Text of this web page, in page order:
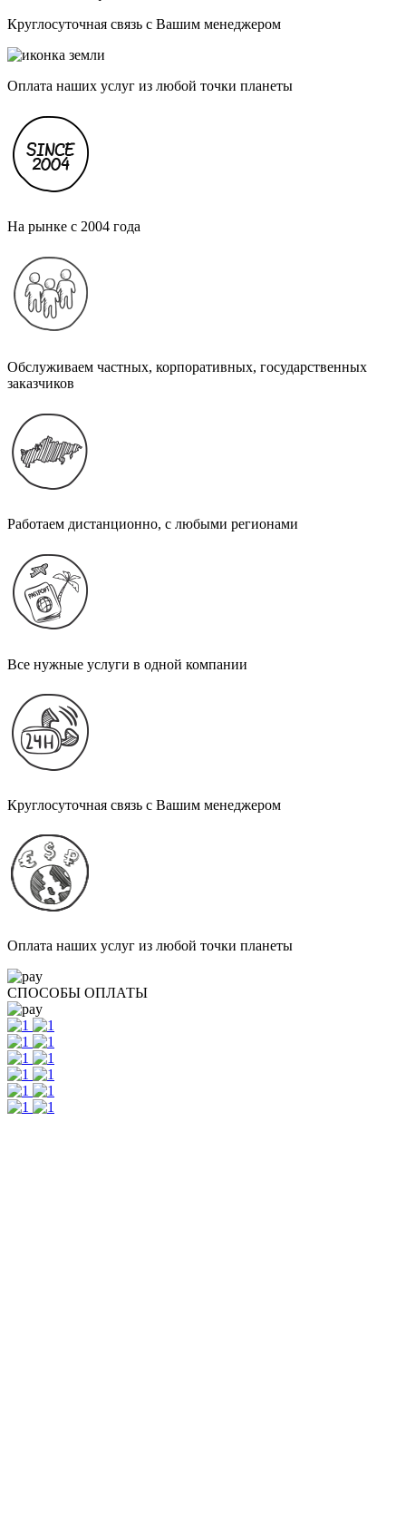
Круглосуточная связь с Вашим менеджером
Оплата наших услуг из любой точки планеты
На рынке с 2004 года
Обслуживаем частных, корпоративных, государственных
заказчиков
Работаем дистанционно, с любыми регионами
Все нужные услуги в одной компании
Круглосуточная связь с Вашим менеджером
Оплата наших услуг из любой точки планеты
СПОСОБЫ ОПЛАТЫ